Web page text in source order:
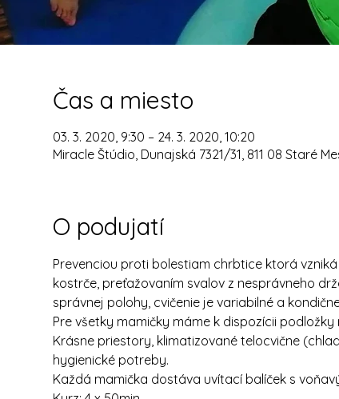
Čas a miesto
03. 3. 2020, 9:30 – 24. 3. 2020, 10:20
Miracle Štúdio, Dunajská 7321/31, 811 08 Staré
O podujatí
Prevenciou proti bolestiam chrbtice ktorá
kostrče, preťažovaním svalov z nesprávneho
správnej polohy, cvičenie je variabilné a
Pre všetky mamičky máme k dispozícii
Krásne priestory, klimatizované telocvične
hygienické potreby.
Každá mamička dostáva uvítací balíček s